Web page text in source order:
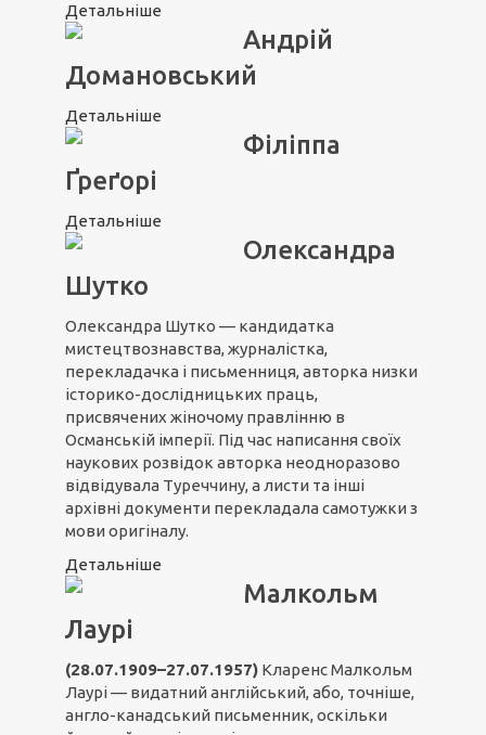
Детальніше
Андрій
Домановський
Детальніше
Філіппа
Ґреґорі
Детальніше
Олександра
Шутко
Олександра Шутко — кандидатка
мистецтвознавства, журналістка,
перекладачка і письменниця, авторка низки
історико-дослідницьких праць,
присвячених жіночому правлінню в
Османській імперії. Під час написання своїх
наукових розвідок авторка неодноразово
відвідувала Туреччину, а листи та інші
архівні документи перекладала самотужки з
мови оригіналу.
Детальніше
Малкольм
Лаурі
(28.07.1909–27.07.1957) Кларенс Малкольм
Лаурі — видатний англійський, або, точніше,
англо-канадський письменник, оскільки